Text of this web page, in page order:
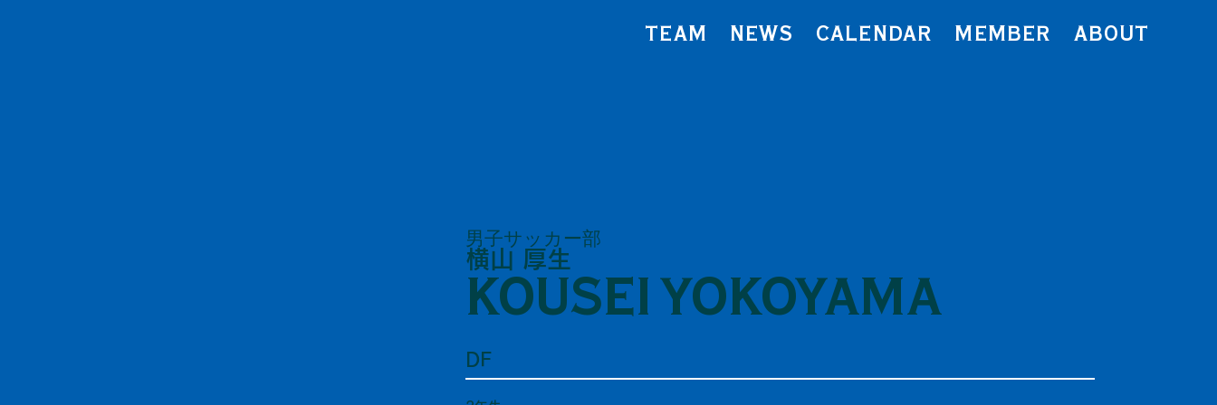
TEAM NEWS CALENDAR MEMBER ABOUT
男子サッカー部
横山 厚生
KOUSEI YOKOYAMA
DF